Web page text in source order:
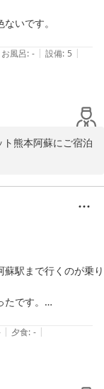
蘇
いです。
風呂: - | 設備: 5 |
熊本阿蘇にご宿泊
ございます。
報の更新をして参
だきました点につ
駅まで行くのが乗り
です。
ーの水温の調節が難
| 夕食: - |